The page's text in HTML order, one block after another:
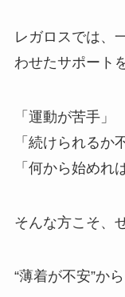
レガロスでは、
わせたサポート
「運動が苦手」
「続けられるか
「何から始めれ
そんな方こそ、
“薄着が不安”か